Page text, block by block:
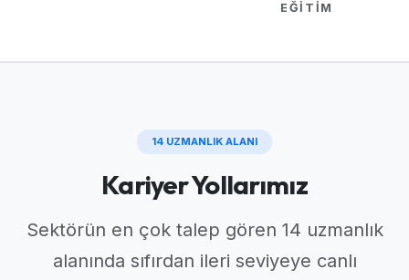
EĞITIM
14 UZMANLIK ALANI
Kariyer Yollarımız
Sektörün en çok talep gören 14 uzmanlık
alanında sıfırdan ileri seviyeye canlı